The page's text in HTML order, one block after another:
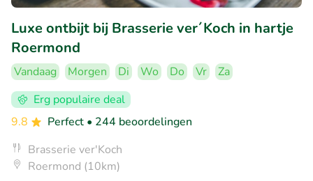
Luxe ontbijt bij Brasserie ver´Koch in hartje
Roermond
Vandaag Morgen Di Wo Do Vr
Za
Erg populaire deal
9.8
Perfect • 244 beoordelingen
Brasserie ver'Koch
Roermond (10km)